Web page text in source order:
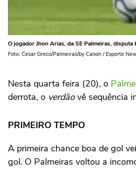
O jogador Jhon Arias, da SE Palmeiras,
Foto: Cesar Greco/Palmeiras/by Canon / Esporte
Nesta quarta feira (20), o
derrota, o verdãovê sequência
PRIMEIRO TEMPO
A primeira chance boa de gol
gol. O Palmeiras voltou a